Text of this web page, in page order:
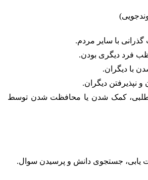
با سایر مردم.
فرد دیگری بودن.
با دیگران.
نپذیرفتن دیگران.
کمک شدن یا محافظت شدن توسط
یابی، جستجوی دانش و پرسیدن سوال.